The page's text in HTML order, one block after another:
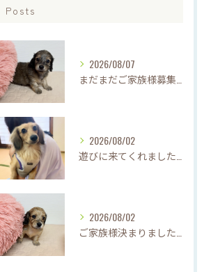
Posts
2026/08/07
2026/08/02
2026/08/02